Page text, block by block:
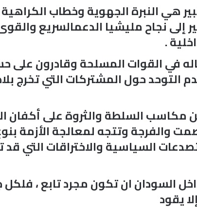
هي النبرة الجهوية وخطاب الكراهية
نجاح مليشيا الدعمالسريع
.
في القوات المسلحة وقادرون على
التوحد حول المشتركات التي تخرج
مكاسب السلطة والثروة على أكفان
والفرجة وتتجه لمعالجة الأزمة
السياسية والاختراقات التي قد
السودان ان تكون مجرد تابع ، فلكل
يقود